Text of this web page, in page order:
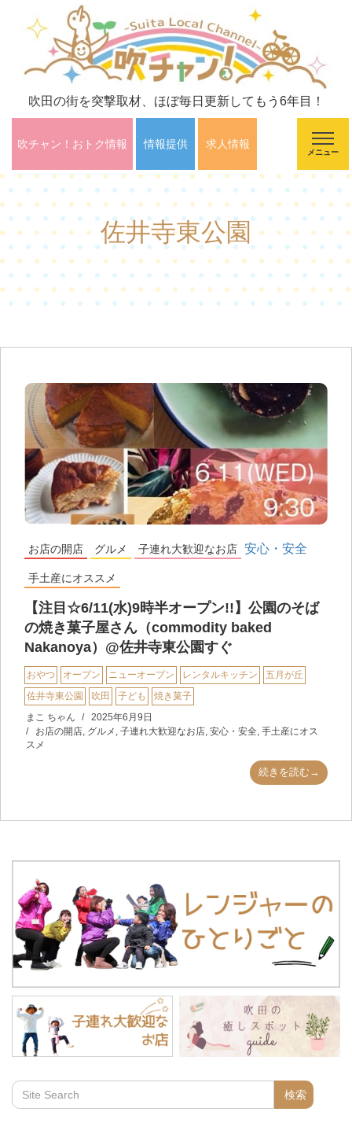
吹田の街を突撃取材、ほぼ毎日更新してもう6年目！
吹チャン！おトク情報 情報提供 求人情報
メニュー
佐井寺東公園
お店の開店 グルメ 子連れ大歓迎なお店 安心・安全
手土産にオススメ
【注目☆6/11(水)9時半オープン!!】公園のそば
の焼き菓子屋さん（commodity baked
Nakanoya）@佐井寺東公園すぐ
おやつ オープン ニューオープン レンタルキッチン
五月が丘
佐井寺東公園
吹田 子ども
焼き菓子
まこ ちゃん
2025年6月9日
お店の開店 グルメ 子連れ大歓迎なお店 安心・安全 手土産にオス
スメ
続きを読む→